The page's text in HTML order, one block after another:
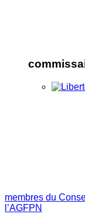
membres du
l’AGFPN